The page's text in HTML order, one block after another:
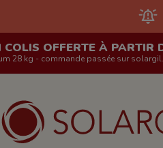
FERMETURE
COLIS OFFERTE À PARTIR
28 kg - commande passée sur